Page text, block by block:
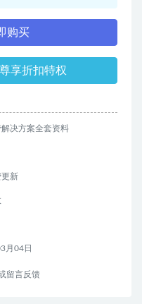
购买
享折扣特权
决方案全套资料
更新
月04日
留言反馈